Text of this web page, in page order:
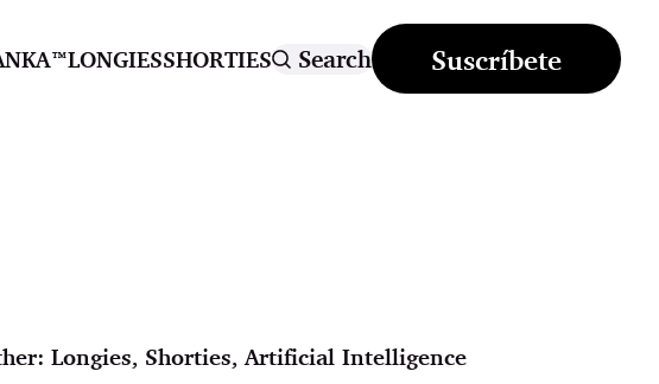
LONGIESSHORTIES Search Suscríbete
Longies, Shorties,Artificial Intelligence